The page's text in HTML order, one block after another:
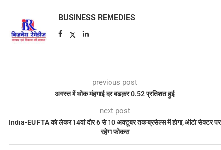
BUSINESS REMEDIES
previous post
अगस्त में थोक मंहगाई दर बढक़र 0.52 प्रतिशत हुई
next post
India-EU FTA को लेकर 14वां दौर 6 से 10 अक्टूबर तक ब्रसेल्स में होगा, ऑटो सेक्टर पर
रहेगा फोकस